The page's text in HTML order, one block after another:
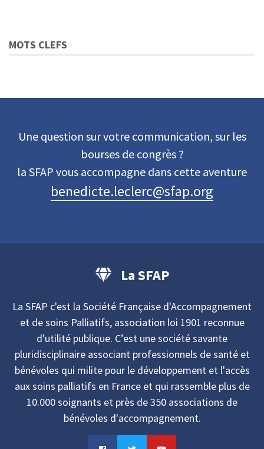
MOTS CLEFS
Une question sur votre communication, sur les
bourses de congrès ?
la SFAP vous accompagne dans cette aventure
benedicte.leclerc@sfap.org
La SFAP
La SFAP c'est la Société Française d'Accompagnement
et de soins Palliatifs, association loi 1901 reconnue
d'utilité publique. C’est une société savante
pluridisciplinaire associant professionnels de santé et
bénévoles qui milite pour le développement et l'accès
aux soins palliatifs en France et qui rassemble plus de
10.000 soignants et près de 350 associations de
bénévoles d'accompagnement.